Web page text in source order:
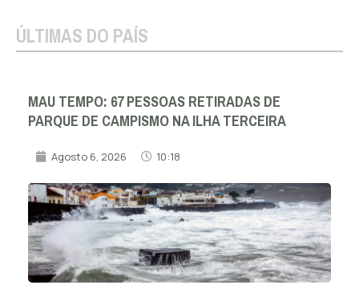
ÚLTIMAS DO PAÍS
MAU TEMPO: 67 PESSOAS RETIRADAS DE
PARQUE DE CAMPISMO NA ILHA TERCEIRA
Agosto 6, 2026 10:18